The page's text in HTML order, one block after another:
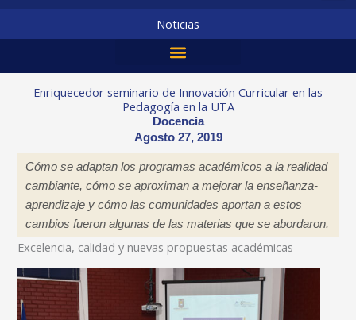
Noticias
Enriquecedor seminario de Innovación Curricular en las
Pedagogía en la UTA
Docencia
Agosto 27, 2019
Cómo se adaptan los programas académicos a la realidad
cambiante, cómo se aproximan a mejorar la enseñanza-
aprendizaje y cómo las comunidades aportan a estos
cambios fueron algunas de las materias que se abordaron.
Excelencia, calidad y nuevas propuestas académicas